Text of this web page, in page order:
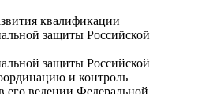
квалификации
защиты Российской
защиты Российской
и контроль
его ведении Федеральной